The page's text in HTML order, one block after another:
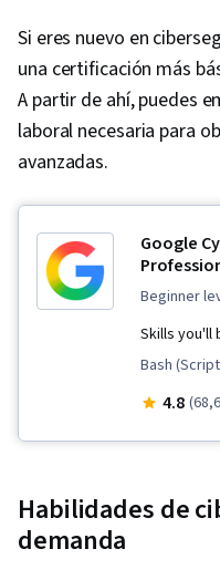
Systems
Cloud
Machines,
Windows
Security
Support
Cyber
Awareness
Detection,
Information
Host
Si eres nuevo en
una certificación más
A partir de ahí, puedes
laboral necesaria para
avanzadas.
Google
beginner
Skills you'll
Bash
and
Protocols,
4.8
Habilidades de
demanda